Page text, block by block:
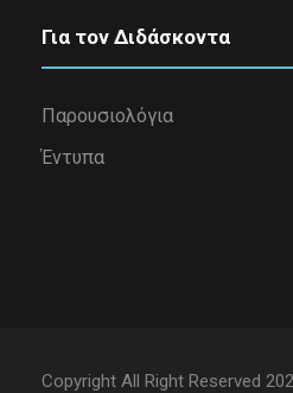
Για τον Διδάσκοντα
Παρουσιολόγια
Έντυπα
Copyright All Right Reserved